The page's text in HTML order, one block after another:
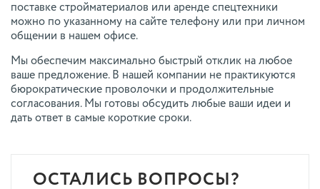
поставке стройматериалов или аренде спецтехники
можно по указанному на сайте телефону или при личном
общении в нашем офисе.
Мы обеспечим максимально быстрый отклик на любое
ваше предложение. В нашей компании не практикуются
бюрократические проволочки и продолжительные
согласования. Мы готовы обсудить любые ваши идеи и
дать ответ в самые короткие сроки.
ОСТАЛИСЬ ВОПРОСЫ?